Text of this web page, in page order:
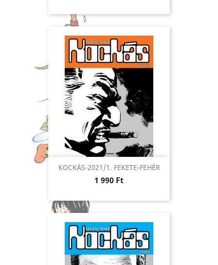
KOCKÁS-2021/1. FEKETE-FEHÉR
Ár
1 990 Ft